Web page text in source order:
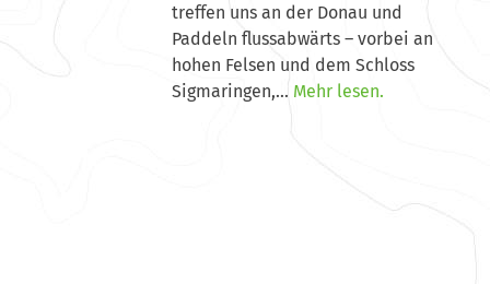
treffen uns an der Donau und
Paddeln flussabwärts – vorbei an
hohen Felsen und dem Schloss
Sigmaringen,... Mehr lesen.